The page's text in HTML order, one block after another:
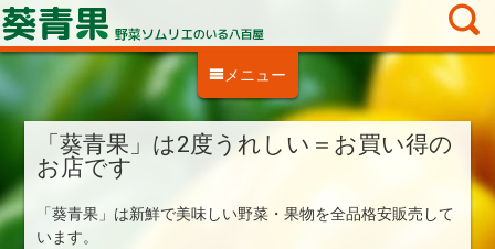
メニュー
「葵青果」は2度うれしい＝お買い得の
お店です
「葵青果」は新鮮で美味しい野菜・果物を全品格安販売して
います。